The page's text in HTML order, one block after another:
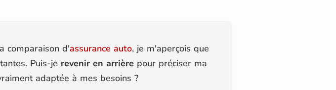
comparaison d'assurance auto, je m'aperçois que
Puis-je revenir en arrière pour préciser ma
adaptée à mes besoins ?